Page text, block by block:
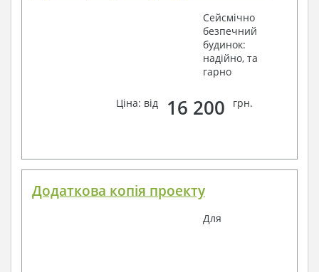
Сейсмічно
безпечний
будинок:
надійно, та
гарно
Ціна: від 16 200 грн.
Додаткова копія проекту
Для